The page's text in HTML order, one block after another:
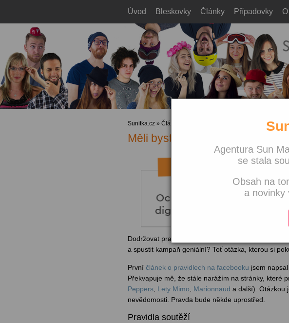
Agentura Sun
se stala
Obsah na
a novinky
Úvod Bleskovky Články Případovky
Sunitka.cz » Články
Měli byste pravidla Facebooku
Dodržovat pravidla a spustit kampaň, která bude
a spustit kampaň geniální? Toť otázka, kterou si
První článek o pravidlech na facebooku jsem
Překvapuje mě, že stále narážím na stránky, které
Peppers, Lety Mimo, Marionnaud a další). Otázkou
nevědomosti. Pravda bude někde uprostřed.
Pravidla soutěží